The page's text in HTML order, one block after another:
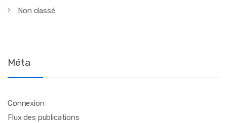
Non classé
Méta
Connexion
Flux des publications